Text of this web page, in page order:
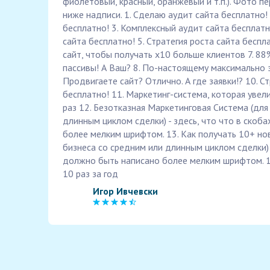
ниже надписи. 1. Сделаю аудит сайта
бесплатно! 3. Комплексный аудит сайта
сайта бесплатно! 5. Стратегия роста сайта
сайт, чтобы получать х10 больше клиентов 7.
пассивы! А Ваш? 8. По-настоящему максимально
Продвигаете сайт? Отлично. А где заявки!? 10.
бесплатно! 11. Маркетинг-система, которая
раз 12. Безотказная Маркетинговая Система
длинным циклом сделки) - здесь, что что в
более мелким шрифтом. 13. Как получать 10+
бизнеса со средним или длинным циклом
должно быть написано более мелким шрифтом.
10 раз за год
Игор Ивчевски